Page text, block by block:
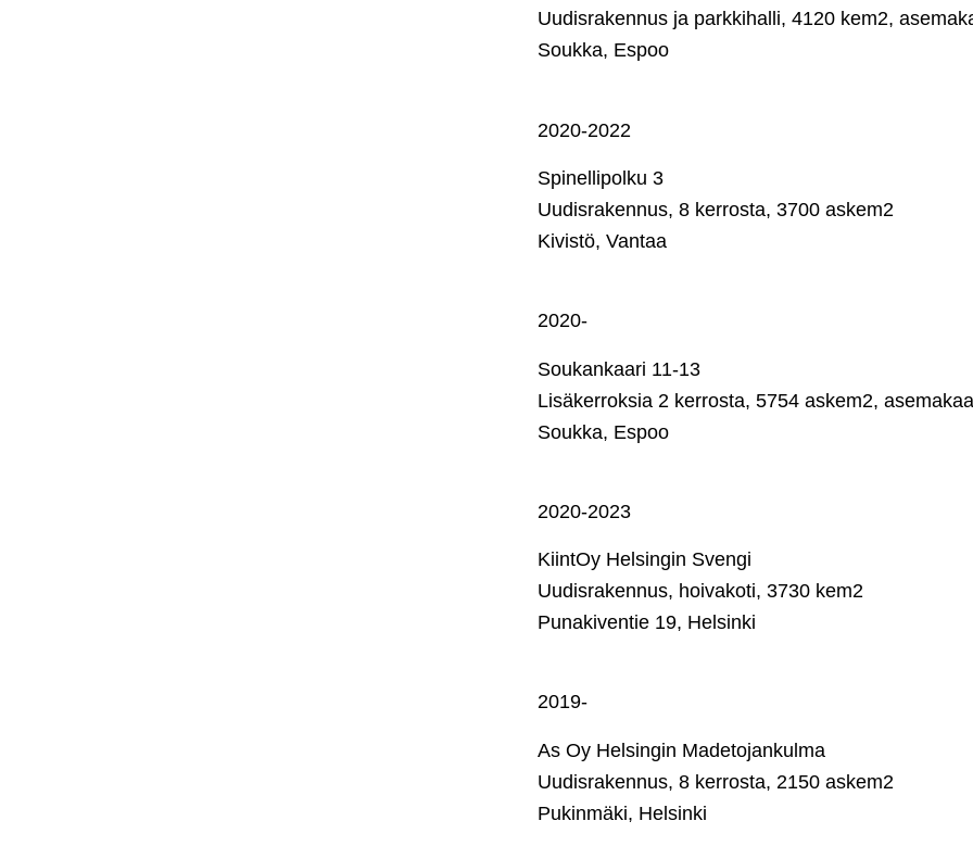
Uudisrakennus ja parkkihalli, 4120 kem2,
Soukka, Espoo
2020-2022
Spinellipolku 3
Uudisrakennus, 8 kerrosta, 3700 askem2
Kivistö, Vantaa
2020-
Soukankaari 11-13
Lisäkerroksia 2 kerrosta, 5754 askem2,
Soukka, Espoo
2020-2023
KiintOy Helsingin Svengi
Uudisrakennus, hoivakoti, 3730 kem2
Punakiventie 19, Helsinki
2019-
As Oy Helsingin Madetojankulma
Uudisrakennus, 8 kerrosta, 2150 askem2
Pukinmäki, Helsinki